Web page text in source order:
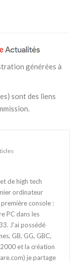
générées à
sont des liens
de high tech
ordinateur
console :
PC dans les
J'ai possédé
GB, GG, GBC,
et la création
je partage